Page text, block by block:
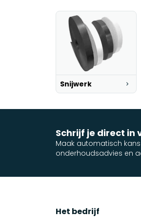
Snijwerk
Schrijf je direct in
Maak automatisch
onderhoudsadvies en
Het bedrijf